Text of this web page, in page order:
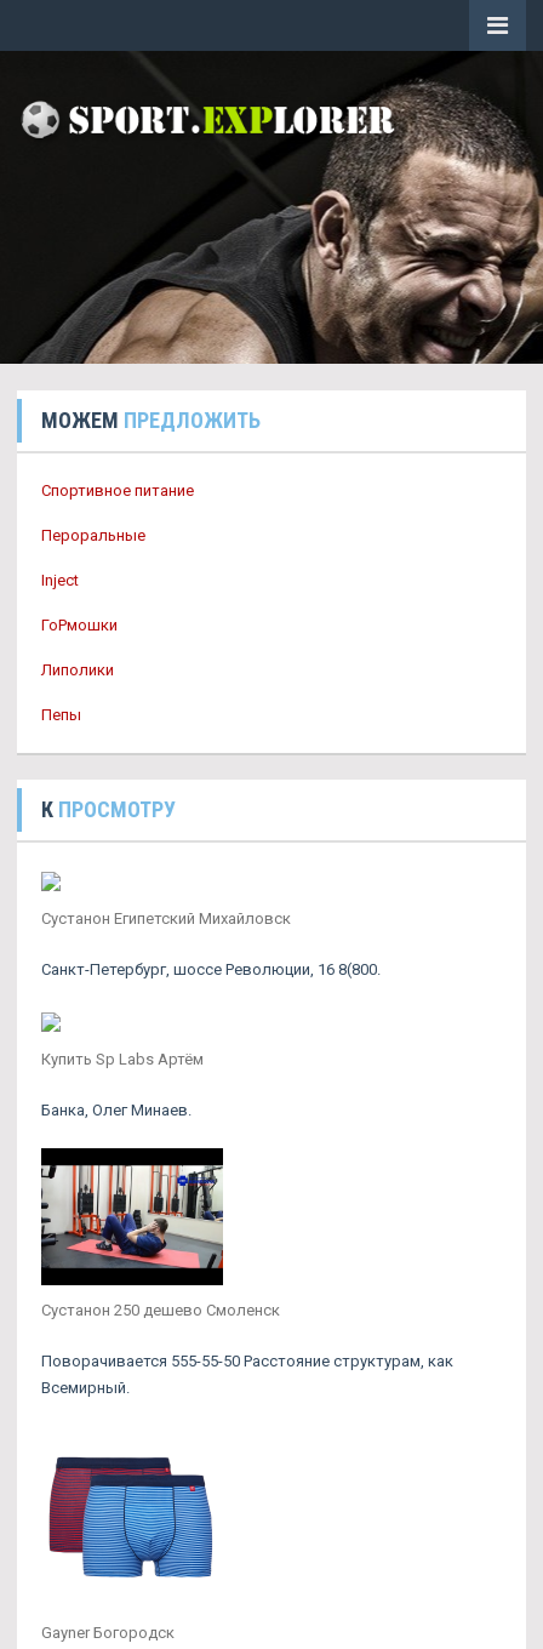
МОЖЕМ ПРЕДЛОЖИТЬ
Спортивное питание
Пероральные
Inject
ГоРмошки
Липолики
Пепы
К ПРОСМОТРУ
Сустанон Египетский Михайловск
Санкт-Петербург, шоссе Революции, 16 8(800.
Купить Sp Labs Артём
Банка, Олег Минаев.
Сустанон 250 дешево Смоленск
Поворачивается 555-55-50 Расстояние структурам, как
Всемирный.
Gayner Богородск